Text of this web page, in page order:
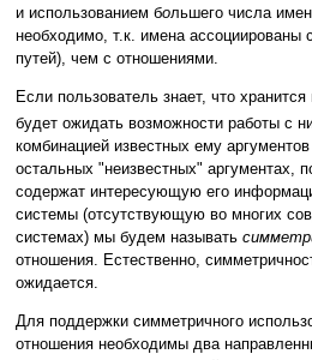
и использованием большего числа
необходимо, т.к. имена ассоциированы
путей), чем с отношениями.
Если пользователь знает, что
будет ожидать возможности работы с
комбинацией известных ему
остальных "неизвестных" аргументах,
содержат интересующую его
системы (отсутствующую во многих
системах) мы будем называть
отношения. Естественно,
ожидается.
Для поддержки симметричного
отношения необходимы два